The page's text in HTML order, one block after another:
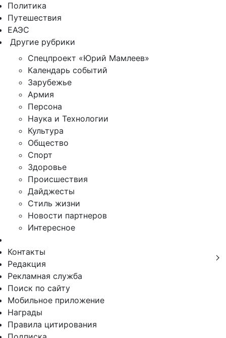
Политика
Путешествия
ЕАЭС
Другие рубрики
Спецпроект «Юрий Мамлеев»
Календарь событий
Зарубежье
Армия
Персона
Наука и Технологии
Культура
Общество
Спорт
Здоровье
Происшествия
Дайджесты
Стиль жизни
Новости партнеров
Интересное
Контакты
Редакция
Рекламная служба
Поиск по сайту
Мобильное приложение
Награды
Правила цитирования